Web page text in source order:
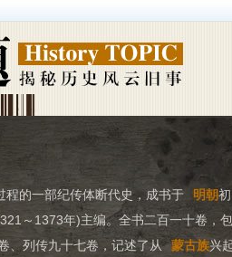
程的一部纪传体断代史，成书于 明朝初
～1373年)主编。全书二百一十卷，包
、列传九十七卷，记述了从
蒙古族兴